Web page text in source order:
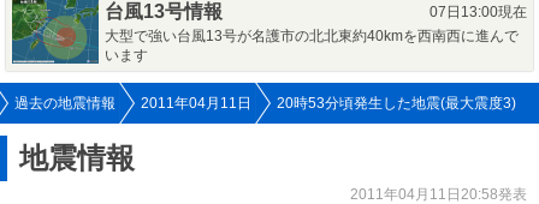
台風13号情報
07日13:00現在
大型で強い台風13号が名護市の北北東約40kmを西南西に進んで
います
過去の地震情報 2011年04月11日 20時53分頃発生した地震(最大震度3)
地震情報
2011年04月11日20:58発表